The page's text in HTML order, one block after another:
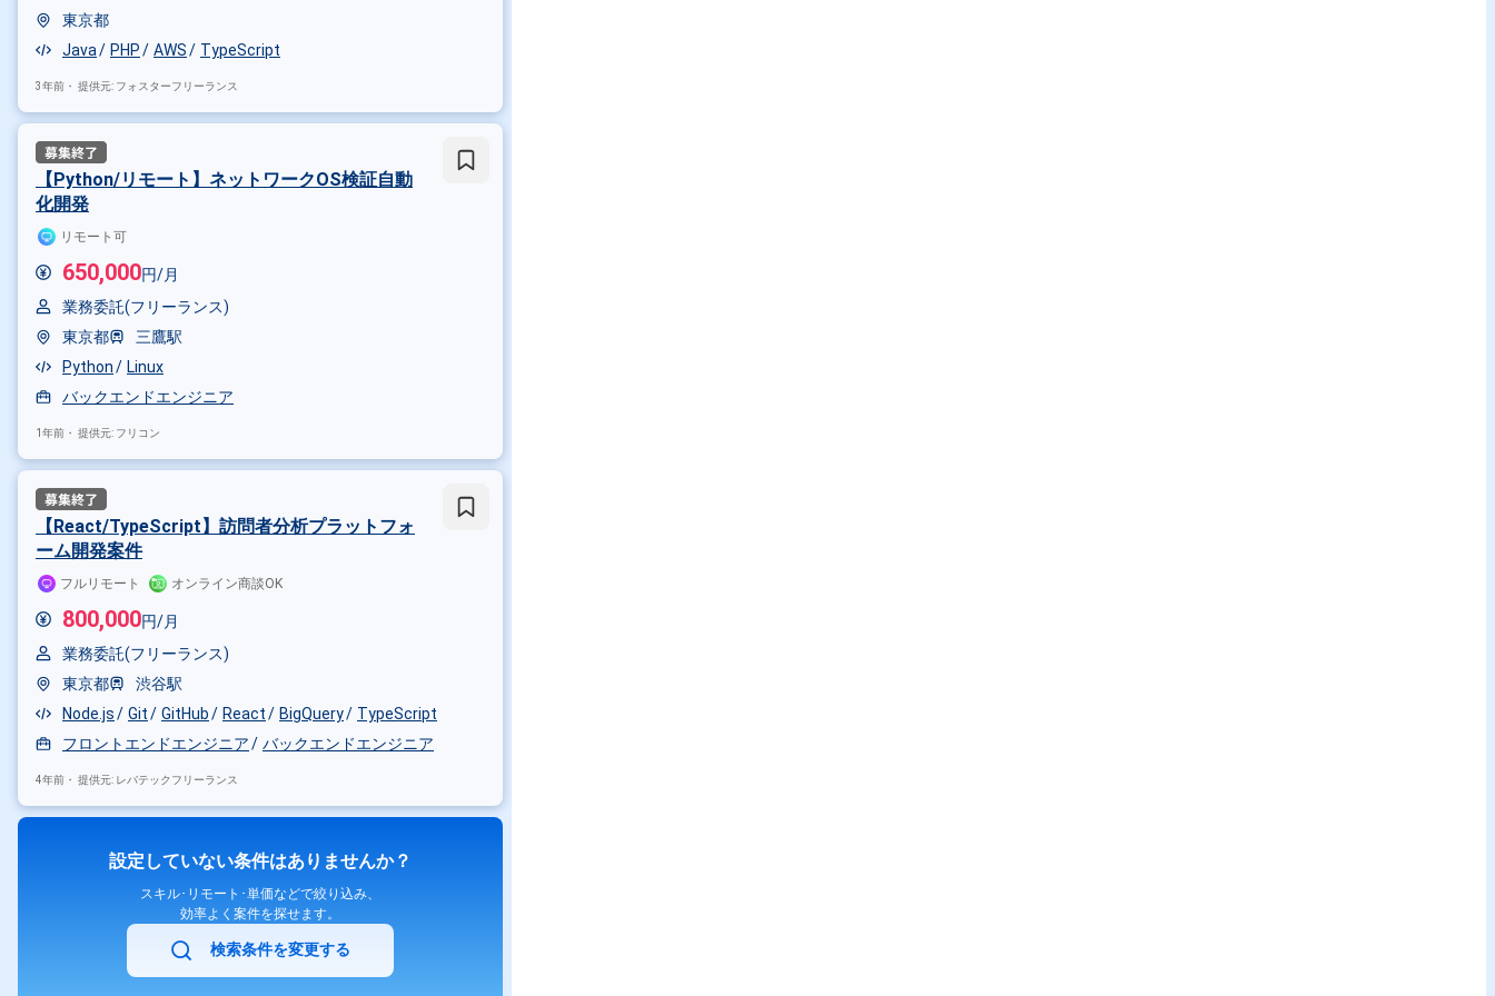
東京都
Java
PHP AWS TypeScript
3年前・ 提供元: フォスターフリーランス
【Python/リモート】ネットワークOS検証自動
化開発
リモート可
650,000円/月
業務委託(フリーランス)
東京都
三鷹駅
Python
Linux
バックエンドエンジニア
1年前・ 提供元: フリコン
【React/TypeScript】訪問者分析プラットフォ
ーム開発案件
フルリモート オンライン商談OK
800,000円/月
業務委託(フリーランス)
東京都
渋谷駅
Node.js
Git GitHub React BigQuery
TypeScript
フロントエンドエンジニア
バックエンドエンジニア
4年前・ 提供元: レバテックフリーランス
設定していない条件はありませんか？
スキル･リモート･単価などで絞り込み、
効率よく案件を探せます。
検索条件を変更する